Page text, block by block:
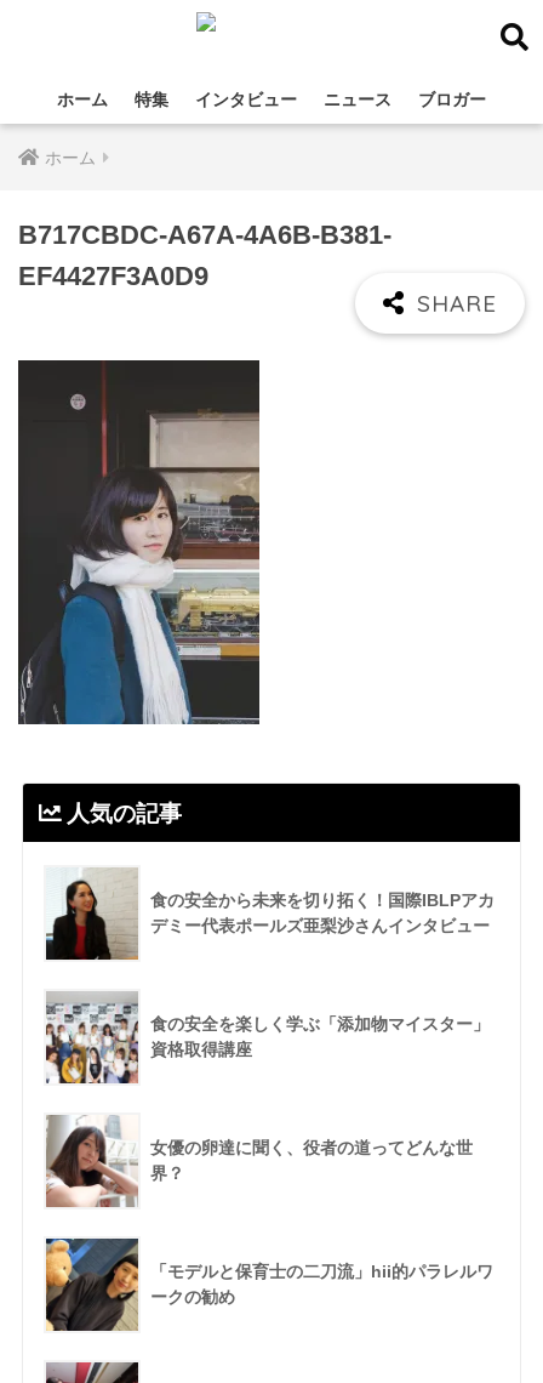
ホーム 特集 インタビュー ニュース ブロガー
ホーム
B717CBDC-A67A-4A6B-B381-
EF4427F3A0D9
人気の記事
食の安全から未来を切り拓く！国際IBLPアカ
デミー代表ポールズ亜梨沙さんインタビュー
食の安全を楽しく学ぶ「添加物マイスター」
資格取得講座
女優の卵達に聞く、役者の道ってどんな世
界？
「モデルと保育士の二刀流」hii的パラレルワ
ークの勧め